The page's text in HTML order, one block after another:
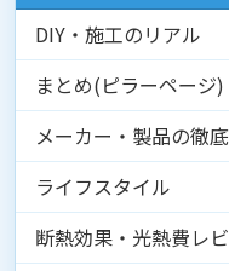
DIY・施工のリアル
まとめ(ピラーページ)
メーカー・製品の徹
ライフスタイル
断熱効果・光熱費レ